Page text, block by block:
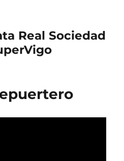
Real Sociedad